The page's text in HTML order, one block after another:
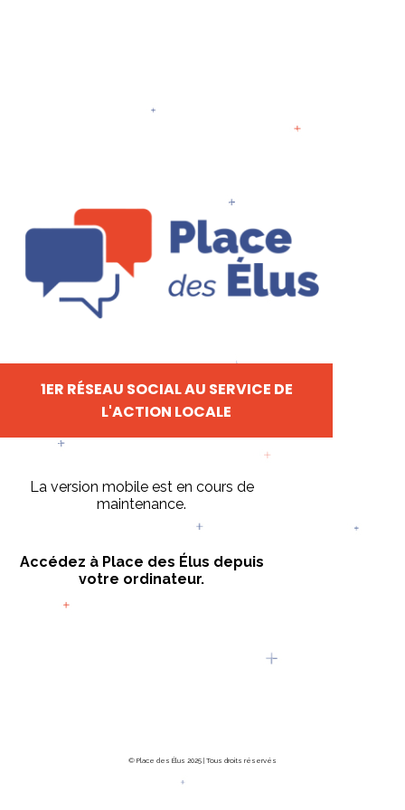
1ER RÉSEAU SOCIAL AU SERVICE DE
L'ACTION LOCALE
La version mobile est en cours de
maintenance.
Accédez à Place des Élus depuis
votre ordinateur.
© Place des Élus 2025 | Tous droits réservés